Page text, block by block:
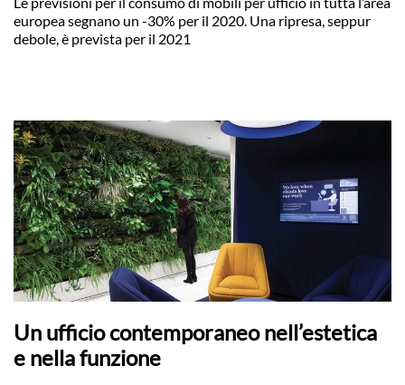
europea segnano un -30% per il 2020. Una ripresa, seppur
debole, è prevista per il 2021
Un ufficio contemporaneo nell’estetica
e nella funzione